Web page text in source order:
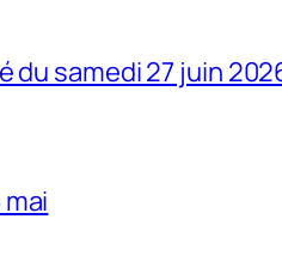
du samedi 27 juin